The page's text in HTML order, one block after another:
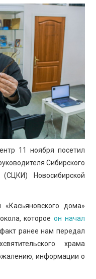
11 ноября посетил
Сибирского
(СЦКИ) Новосибирской
дома»
которое он начал
ранее нам передал
храма
информации о